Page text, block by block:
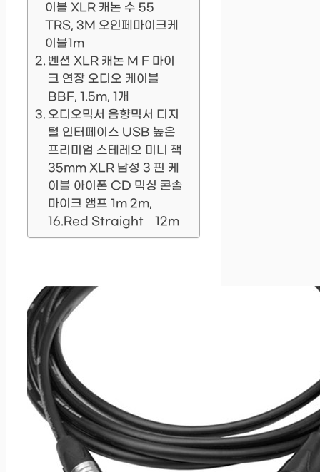
이블 XLR 캐논 수 55
TRS, 3M 오인페마이크케
이블1m
벤션 XLR 캐논 M F 마이
크 연장 오디오 케이블
BBF, 1.5m, 1개
오디오믹서 음향믹서 디지
털 인터페이스 USB 높은
프리미엄 스테레오 미니 잭
35mm XLR 남성 3 핀 케
이블 아이폰 CD 믹싱 콘솔
마이크 앰프 1m 2m,
16.Red Straight – 12m